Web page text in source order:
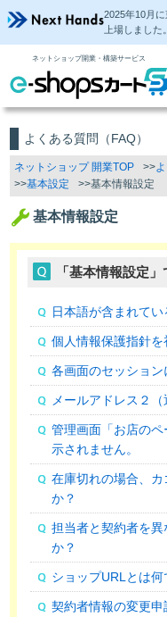
2025年10月
上場しました。
ネットショップ開業・構築サービス
よくある質問（FAQ）
ネットショップ 開業TOP
基本設定
基本情報設定
基本情報設定
「基本情報設定
日本語が含まれて
個人情報保護指針
各画面のセッショ
メールアドレス２
管理画面「お店の
示されません。
在庫切れの場合、
か？
担当者と契約者を
か？
ショップURLとは何
契約者情報の変更